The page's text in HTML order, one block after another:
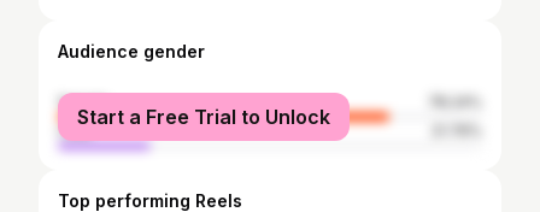
Audience gender
female
male
Start a Free Trial to Unlock
Top performing Reels